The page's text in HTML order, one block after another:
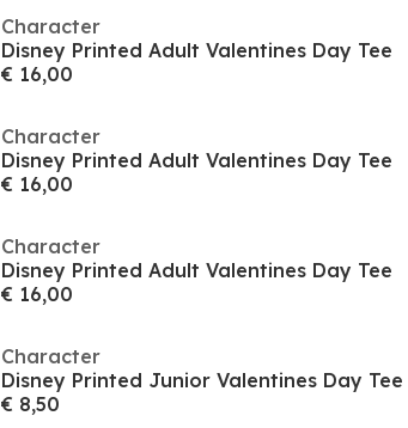
Character
Disney Printed Adult Valentines Day Tee
€ 16,00
Character
Disney Printed Adult Valentines Day Tee
€ 16,00
Character
Disney Printed Adult Valentines Day Tee
€ 16,00
Character
Disney Printed Junior Valentines Day Tee
€ 8,50